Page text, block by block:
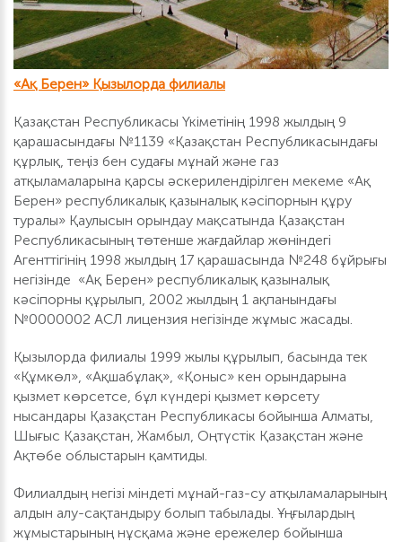
«Ақ Берен» Қызылорда филиалы
Қазақстан Республикасы Үкіметінің 1998 жылдың 9
қарашасындағы №1139 «Қазақстан Республикасындағы
құрлық, теңіз бен судағы мұнай және газ
атқыламаларына қарсы әскерилендірілген мекеме «Ақ
Берен» республикалық қазыналық кәсіпорнын құру
туралы» Қаулысын орындау мақсатында Қазақстан
Республикасының төтенше жағдайлар жөніндегі
Агенттігінің 1998 жылдың 17 қарашасында №248 бұйрығы
негізінде «Ақ Берен» республикалық қазыналық
кәсіпорны құрылып, 2002 жылдың 1 ақпанындағы
№0000002 АСЛ лицензия негізінде жұмыс жасады.
Қызылорда филиалы 1999 жылы құрылып, басында тек
«Құмкөл», «Ақшабұлақ», «Қоныс» кен орындарына
қызмет көрсетсе, бұл күндері қызмет көрсету
нысандары Қазақстан Республикасы бойынша Алматы,
Шығыс Қазақстан, Жамбыл, Оңтүстік Қазақстан және
Ақтөбе облыстарын қамтиды.
Филиалдың негізі міндеті мұнай-газ-су атқыламаларының
алдын алу-сақтандыру болып табылады. Ұңғылардың
жұмыстарының нұсқама және ережелер бойынша